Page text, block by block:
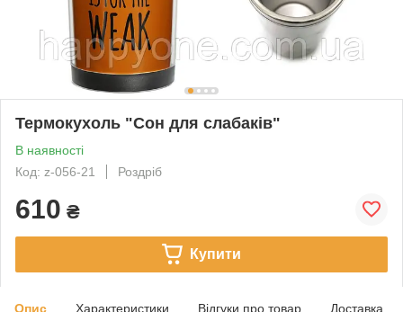
Термокухоль "Сон для слабаків"
В наявності
Код: z-056-21
Роздріб
610 ₴
Купити
Опис Характеристики Відгуки про товар Доставка